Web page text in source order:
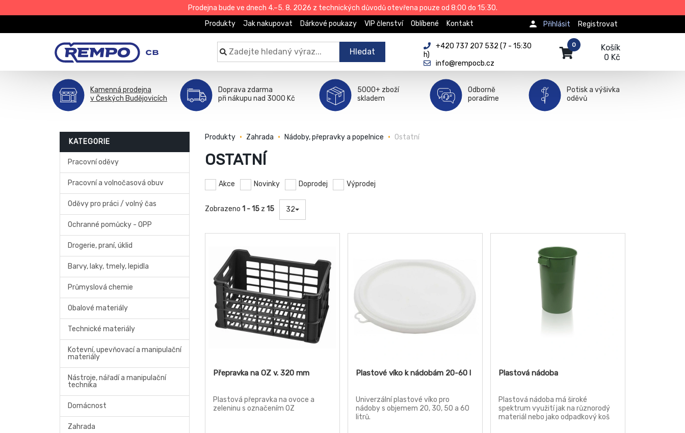
Prodejna bude ve dnech 4.–5. 8. 2026 z technických důvodů otevřena pouze od 8:00 do 15:30.
Produkty
Jak nakupovat Dárkové poukazy VIP členství Oblíbené Kontakt Registrovat
Přihlásit
Hledat
+420 737 207 532 (7 - 15:30
h)
info@rempocb.cz
Košík
0 Kč
0
Kamenná prodejna
v Českých Budějovicích
Doprava zdarma
při nákupu nad 3000 Kč
5000+ zboží
skladem
Odborně
poradíme
Potisk a výšivka
oděvů
KATEGORIE
Pracovní oděvy
Pracovní a volnočasová obuv
Oděvy pro práci / volný čas
Ochranné pomůcky - OPP
Drogerie, praní, úklid
Barvy, laky, tmely, lepidla
Průmyslová chemie
Obalové materiály
Technické materiály
Kotevní, upevňovací a manipulační
materiály
Nástroje, nářadí a manipulační
technika
Domácnost
Zahrada
Produkty Zahrada Nádoby, přepravky a popelnice Ostatní
OSTATNÍ
Akce Novinky Doprodej Výprodej
Zobrazeno 1 - 15 z 15 32
Přepravka na OZ v. 320 mm
Plastová přepravka na ovoce a
zeleninu s označením OZ
Plastové víko k nádobám 20-60 l
Univerzální plastové víko pro
nádoby s objemem 20, 30, 50 a 60
litrů.
Plastová nádoba
Plastová nádoba má široké
spektrum využití jak na různorodý
materiál nebo jako odpadkový koš